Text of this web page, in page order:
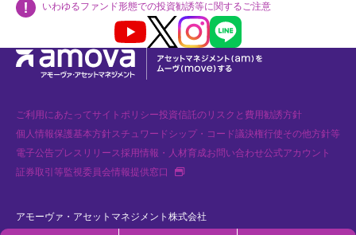
いわゆるファンド形態での投資勧誘等に関するご注意
Youtube X InstagramLINE
ご利用にあたってサイトポリシー投資信託のリスクと費用勧誘方針
個人情報保護基本方針スチュワードシップ・コード議決権行使その他方針等
電子公告プレスリリース採用情報・人材育成お問い合わせ公式アカウント
証券取引等監視委員会情報提供窓口
新規タブで開く
アモーヴァ・アセットマネジメント株式会社